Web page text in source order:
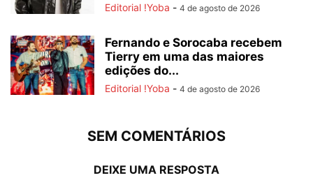
Editorial !Yoba - 4 de agosto de 2026
Fernando e Sorocaba recebem
Tierry em uma das maiores
edições do...
Editorial !Yoba - 4 de agosto de 2026
SEM COMENTÁRIOS
DEIXE UMA RESPOSTA